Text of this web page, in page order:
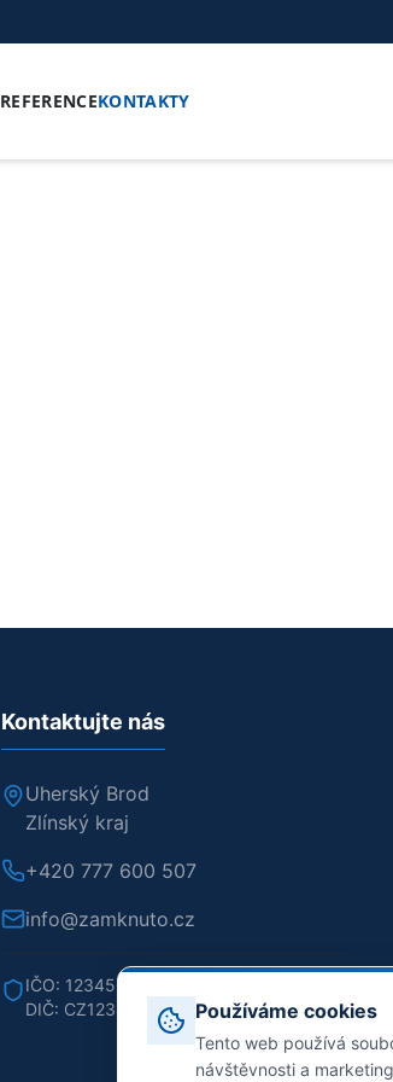
REFERENCEKONTAKTY
Kontaktujte nás
Uherský Brod
Zlínský kraj
+420 777 600 507
info@zamknuto.cz
IČO: 12345678
DIČ: CZ12345678
Používáme cookies
Tento web používá
návštěvnosti a